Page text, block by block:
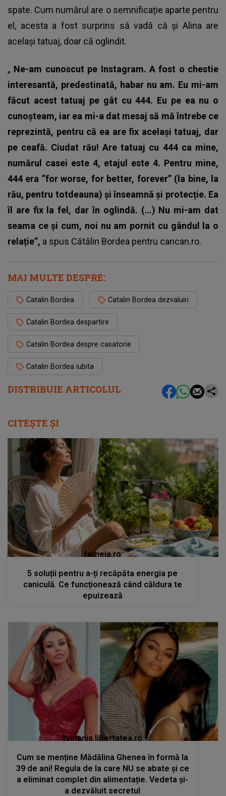
DISTRIBUIE ARTICOLUL
spate. Cum numărul are o semnificație aparte pentru
el, acesta a fost surprins să vadă că și Alina are
același tatuaj, doar că oglindit.
„ Ne-am cunoscut pe Instagram. A fost o chestie
interesantă, predestinată, habar nu am. Eu mi-am
făcut acest tatuaj pe gât cu 444. Eu pe ea nu o
cunoșteam, iar ea mi-a dat mesaj să mă întrebe ce
reprezintă, pentru că ea are fix același tatuaj, dar
pe ceafă. Ciudat rău! Are tatuaj cu 444 ca mine,
numărul casei este 4, etajul este 4. Pentru mine,
444 era ”for worse, for better, forever” (la bine, la
rău, pentru totdeauna) și înseamnă și protecție. Ea
îl are fix la fel, dar în oglindă. (…) Nu mi-am dat
seama ce și cum, noi nu am pornit cu gândul la o
relație”, a spus Cătălin Bordea pentru cancan.ro.
MAI MULTE DESPRE:
Catalin Bordea Catalin Bordea dezvaluiri
Catalin Bordea despartire
Catalin Bordea despre casatorie
Catalin Bordea iubita
CITEȘTE ȘI
femeia.ro
5 soluții pentru a-ți recăpăta energia pe
caniculă. Ce funcționează când căldura te
epuizează
tvmania.libertatea.ro
Cum se menține Mădălina Ghenea în formă la
39 de ani! Regula de la care NU se abate și ce
a eliminat complet din alimentație. Vedeta și-
a dezvăluit secretul